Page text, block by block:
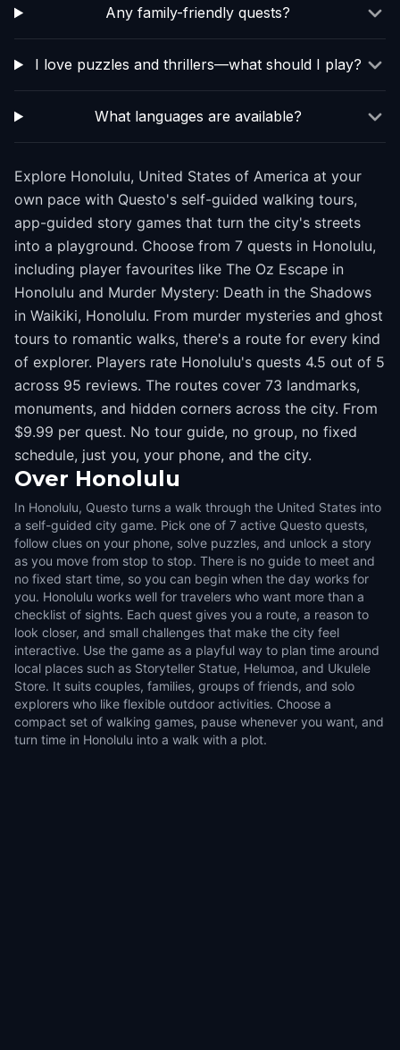
Any family-friendly quests?
I love puzzles and thrillers—what should I play?
What languages are available?
Explore Honolulu, United States of America at your
own pace with Questo's self-guided walking tours,
app-guided story games that turn the city's streets
into a playground. Choose from 7 quests in Honolulu,
including player favourites like The Oz Escape in
Honolulu and Murder Mystery: Death in the Shadows
in Waikiki, Honolulu. From murder mysteries and ghost
tours to romantic walks, there's a route for every kind
of explorer. Players rate Honolulu's quests 4.5 out of 5
across 95 reviews. The routes cover 73 landmarks,
monuments, and hidden corners across the city. From
$9.99 per quest. No tour guide, no group, no fixed
schedule, just you, your phone, and the city.
Over Honolulu
In Honolulu, Questo turns a walk through the United States into
a self-guided city game. Pick one of 7 active Questo quests,
follow clues on your phone, solve puzzles, and unlock a story
as you move from stop to stop. There is no guide to meet and
no fixed start time, so you can begin when the day works for
you. Honolulu works well for travelers who want more than a
checklist of sights. Each quest gives you a route, a reason to
look closer, and small challenges that make the city feel
interactive. Use the game as a playful way to plan time around
local places such as Storyteller Statue, Helumoa, and Ukulele
Store. It suits couples, families, groups of friends, and solo
explorers who like flexible outdoor activities. Choose a
compact set of walking games, pause whenever you want, and
turn time in Honolulu into a walk with a plot.